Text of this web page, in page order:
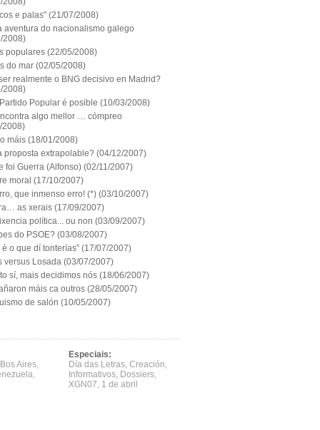
e palas" (21/07/2008)
aventura do nacionalismo galego
2008)
populares (22/05/2008)
do mar (02/05/2008)
realmente o BNG decisivo en Madrid?
2008)
Popular é posible (10/03/2008)
algo mellor … cómpreo
2008)
máis (18/01/2008)
proposta extrapolable? (04/12/2007)
foi Guerra (Alfonso) (02/11/2007)
moral (17/10/2007)
que inmenso erro! (*) (03/10/2007)
as xerais (17/09/2007)
política... ou non (03/09/2007)
do PSOE? (03/08/2007)
é o que dí tonterías” (17/07/2007)
versus Losada (03/07/2007)
sí, mais decidimos nós (18/06/2007)
máis ca outros (28/05/2007)
de salón (10/05/2007)
Bos Aires,
,
Especiais:
Día das Letras, Creación,
Informativos, Dossiers,
XGN07, 1 de abril